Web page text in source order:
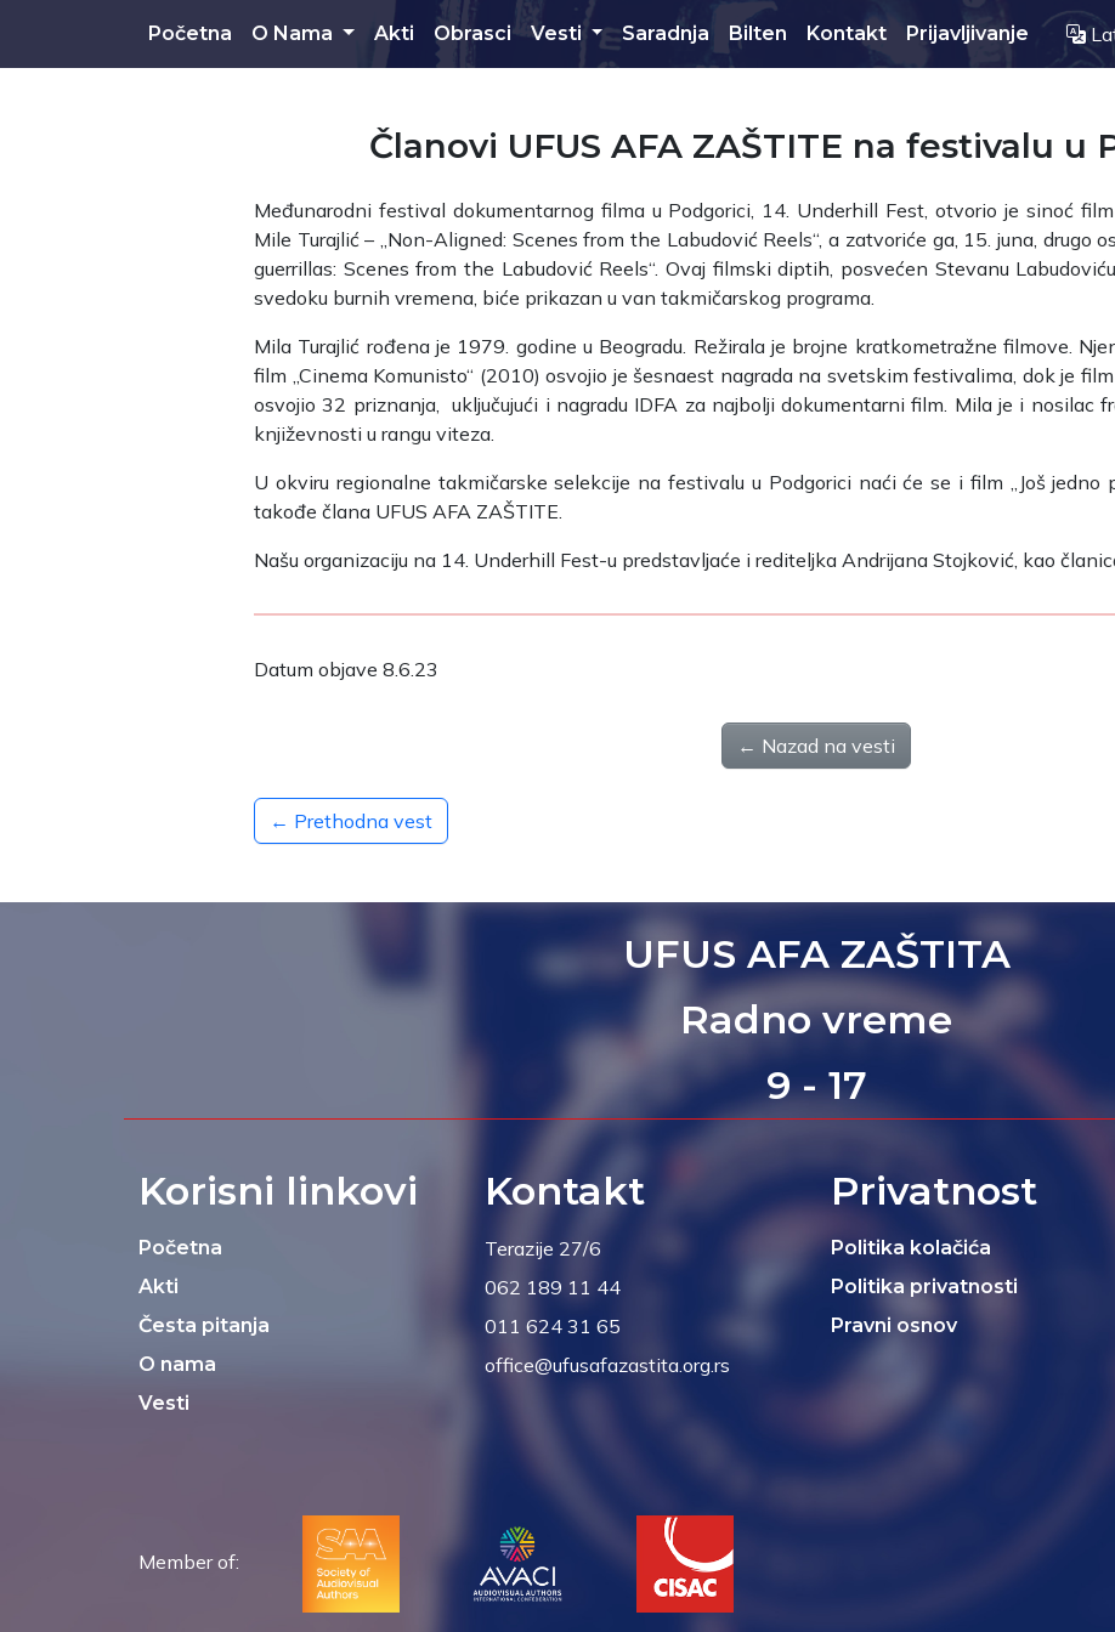
Početna O Nama Akti Obrasci Vesti Saradnja Bilten Kontakt Prijavljivanje
Članovi UFUS AFA ZAŠTITE na festivalu u
Međunarodni festival dokumentarnog filma u Podgorici, 14. Underhill Fest, otvorio je sinoć
Mile Turajlić – „Non-Aligned: Scenes from the Labudović Reels“, a zatvoriće ga, 15. juna, drugo
guerrillas: Scenes from the Labudović Reels“. Ovaj filmski diptih, posvećen Stevanu
svedoku burnih vremena, biće prikazan u van takmičarskog programa.
Mila Turajlić rođena je 1979. godine u Beogradu. Režirala je brojne kratkometražne filmove.
film „Cinema Komunisto“ (2010) osvojio je šesnaest nagrada na svetskim festivalima, dok je
osvojio 32 priznanja, uključujući i nagradu IDFA za najbolji dokumentarni film. Mila je i nosilac
književnosti u rangu viteza.
U okviru regionalne takmičarske selekcije na festivalu u Podgorici naći će se i film „Još jedno
takođe člana UFUS AFA ZAŠTITE.
Našu organizaciju na 14. Underhill Fest-u predstavljaće i rediteljka Andrijana Stojković, kao
Datum objave 8.6.23
← Nazad na vesti
← Prethodna vest
UFUS AFA ZAŠTITA
Radno vreme
9 - 17
Korisni linkovi
Početna
Akti
Česta pitanja
O nama
Vesti
Kontakt
Terazije 27/6
062 189 11 44
011 624 31 65
office@ufusafazastita.org.rs
Privatnost
Politika kolačića
Politika privatnosti
Pravni osnov
Member of: